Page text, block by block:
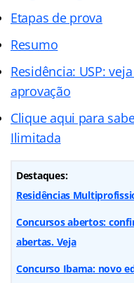
Etapas de prova
Resumo
Residência: USP:
aprovação
Clique aqui para
Ilimitada
Destaques:
Residências
Concursos abertos:
abertas. Veja
Concurso Ibama: novo